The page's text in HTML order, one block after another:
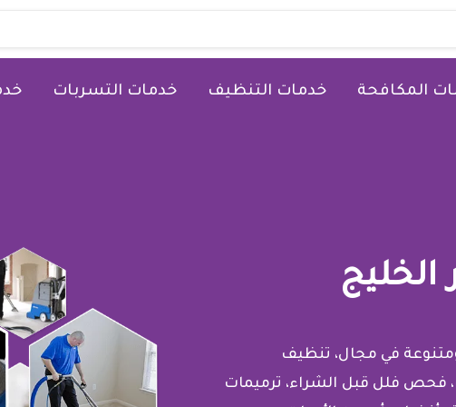
المكافحة خدمات التنظيف خدمات التسربات
في مجال، تنظيف
فحص فلل قبل الشراء، ترميمات